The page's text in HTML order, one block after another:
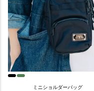
ミニショルダーバッグ